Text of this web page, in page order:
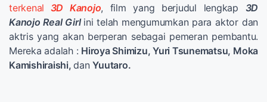
terkenal 3D Kanojo, film yang berjudul lengkap 3D
Kanojo Real Girl ini telah mengumumkan para aktor dan
aktris yang akan berperan sebagai pemeran pembantu.
Mereka adalah : Hiroya Shimizu,Yuri Tsunematsu, Moka
Kamishiraishi,danYuutaro.